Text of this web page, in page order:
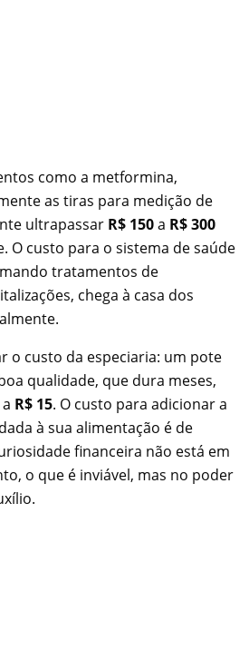
como a metformina,
as tiras para medição de
ultrapassar R$ 150a R$ 300
O custo para o sistema de saúde
tratamentos de
chega à casa dos
o custo da especiaria: um pote
qualidade, que dura meses,
a R$ 15. O custo para adicionar a
à sua alimentação é de
financeira não está em
o que é inviável, mas no poder